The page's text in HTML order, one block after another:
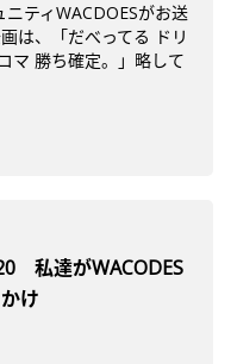
ティWACDOESがお送
は、「だべってる ドリ
マ 勝ち確定。」略して
私達がWACODES
け